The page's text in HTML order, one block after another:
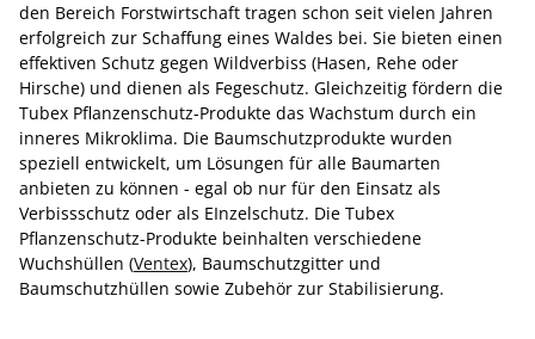
den Bereich Forstwirtschaft tragen schon seit vielen Jahren
erfolgreich zur Schaffung eines Waldes bei. Sie bieten einen
effektiven Schutz gegen Wildverbiss (Hasen, Rehe oder
Hirsche) und dienen als Fegeschutz. Gleichzeitig fördern die
Tubex Pflanzenschutz-Produkte das Wachstum durch ein
inneres Mikroklima. Die Baumschutzprodukte wurden
speziell entwickelt, um Lösungen für alle Baumarten
anbieten zu können - egal ob nur für den Einsatz als
Verbissschutz oder als EInzelschutz. Die Tubex
Pflanzenschutz-Produkte beinhalten verschiedene
Wuchshüllen (Ventex), Baumschutzgitter und
Baumschutzhüllen sowie Zubehör zur Stabilisierung.